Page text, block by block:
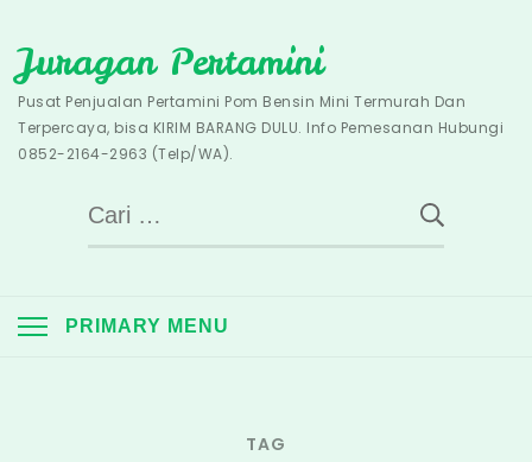
to
content
Juragan Pertamini
Pusat Penjualan Pertamini Pom Bensin Mini Termurah Dan
Terpercaya, bisa KIRIM BARANG DULU. Info Pemesanan Hubungi
0852-2164-2963 (Telp/WA).
Cari
untuk:
PRIMARY MENU
TAG